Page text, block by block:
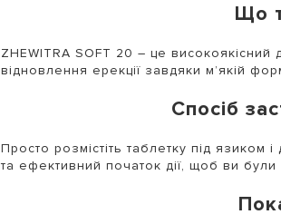
Що
ZHEWITRA SOFT 20 – це
відновлення ерекції завдяки м’якій
Спосіб
Просто розмістіть таблетку під
та ефективний початок дії, щоб ви були